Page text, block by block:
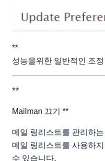
**
성능을위한 일반적인 조
**
Mailman 끄기 **
메일 링리스트를 관리하
메일 링리스트를 사용하
수 있습니다.